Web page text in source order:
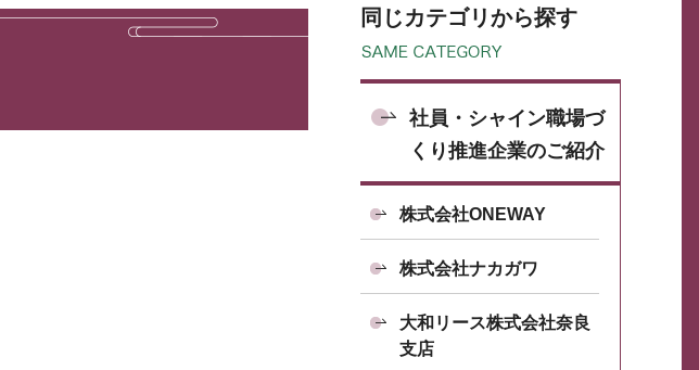
同じカテゴリから探す
社員・シャイン職場づ
くり推進企業のご紹介
株式会社ONEWAY
株式会社ナカガワ
大和リース株式会社奈良
支店